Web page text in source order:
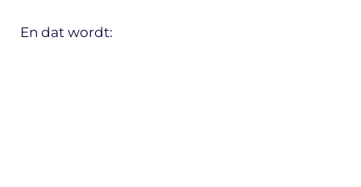
En dat wordt: